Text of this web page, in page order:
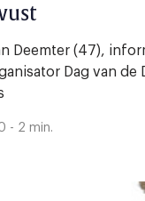
Deemter (47),
Dag van de
- 2 min.